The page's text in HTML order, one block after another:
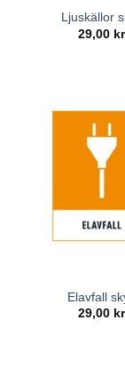
Ljuskällor
29,00 kr
Elavfall
29,00 kr